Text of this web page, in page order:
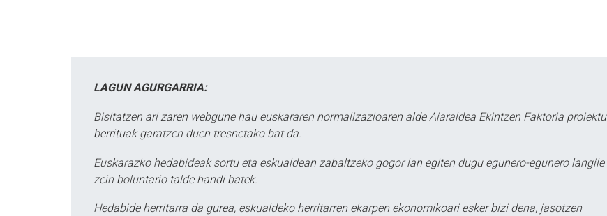
LAGUN AGURGARRIA:
Bisitatzen ari zaren webgune hau euskararen normalizazioaren alde Aiaraldea Ekintzen Faktoria proiektu
berrituak garatzen duen tresnetako bat da.
Euskarazko hedabideak sortu eta eskualdean zabaltzeko gogor lan egiten dugu egunero-egunero langile
zein boluntario talde handi batek.
Hedabide herritarra da gurea, eskualdeko herritarren ekarpen ekonomikoari esker bizi dena, jasotzen